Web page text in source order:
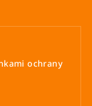
ochrany